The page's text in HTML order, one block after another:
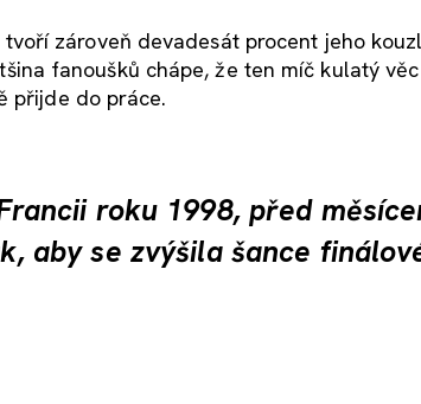
zároveň devadesát procent jeho
fanoušků chápe, že ten míč kulatý
přijde do práce.
roku 1998, před
aby se zvýšila šance